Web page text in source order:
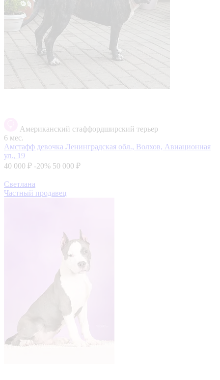
Американский стаффордширский терьер
6 мес.
Амстафф девочка Ленинградская обл., Волхов, Авиационная
ул., 19
40 000 ₽ -20% 50 000 ₽
Светлана
Частный продавец